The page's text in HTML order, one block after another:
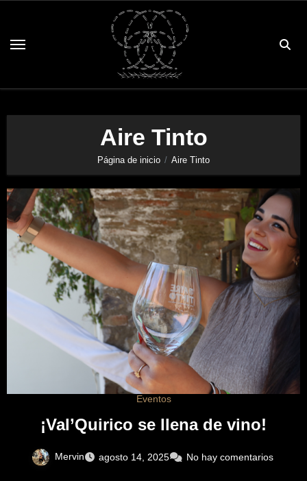
contenido
Aire Tinto
Página de inicio Aire Tinto
Eventos
¡Val’Quirico se llena de vino!
Mervin agosto 14, 2025 No hay comentarios